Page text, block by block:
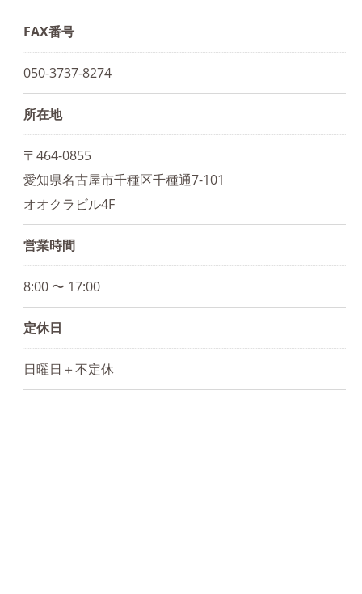
FAX番号
050-3737-8274
所在地
〒464-0855
愛知県名古屋市千種区千種通7-101
オオクラビル4F
営業時間
8:00 〜 17:00
定休日
日曜日＋不定休